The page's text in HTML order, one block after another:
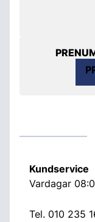
Kundservice
Vardagar
Tel. 010 235